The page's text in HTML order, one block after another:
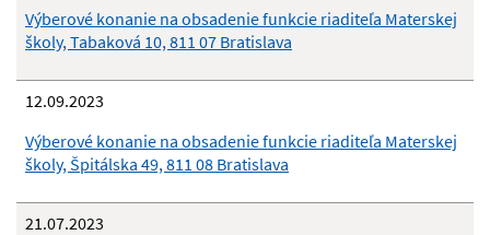
Výberové konanie na obsadenie funkcie riaditeľa Materskej
školy, Tabaková 10, 811 07 Bratislava
12.09.2023
Výberové konanie na obsadenie funkcie riaditeľa Materskej
školy, Špitálska 49, 811 08 Bratislava
21.07.2023